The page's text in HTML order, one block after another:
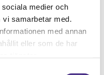
medier och
vi samarbetar med.
med annan
eller som de har
du än ska –
får
prisvärd